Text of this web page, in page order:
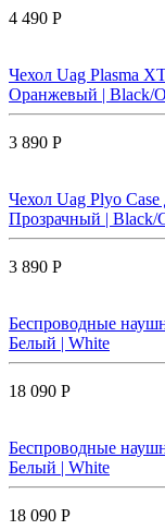
4 490 Р
Чехол Uag Plasma
Оранжевый | Black/
3 890 Р
Чехол Uag Plyo
Прозрачный | Black/
3 890 Р
Беспроводные
Белый | White
18 090 Р
Беспроводные
Белый | White
18 090 Р